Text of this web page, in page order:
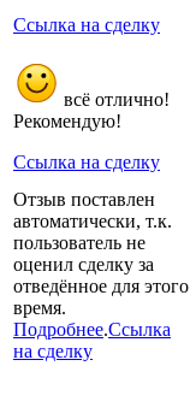
Ссылка на сделку
всё отлично!
Рекомендую!
Ссылка на сделку
Отзыв поставлен
автоматически, т.к.
пользователь не
оценил сделку за
отведённое для этого
время.
Подробнее.Ссылка
на сделку